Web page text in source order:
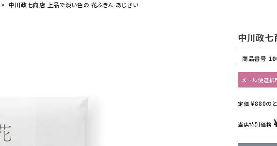
中川政七商店 上品で淡い色の 花ふきん あじさい
中川政七
商品番号
メール便選択
定価 ¥880の
当店特別価格